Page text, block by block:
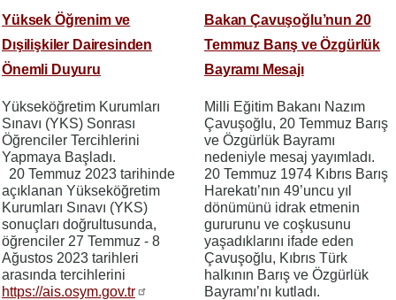
Yüksek Öğrenim ve
Dışilişkiler Dairesinden
Önemli Duyuru
Yükseköğretim Kurumları
Sınavı (YKS) Sonrası
Öğrenciler Tercihlerini
Yapmaya Başladı.
20 Temmuz 2023 tarihinde
açıklanan Yükseköğretim
Kurumları Sınavı (YKS)
sonuçları doğrultusunda,
öğrenciler 27 Temmuz - 8
Ağustos 2023 tarihleri
arasında tercihlerini
https://ais.osym.gov.tr
Bakan Çavuşoğlu’nun 20
Temmuz Barış ve Özgürlük
Bayramı Mesajı
Milli Eğitim Bakanı Nazım
Çavuşoğlu, 20 Temmuz Barış
ve Özgürlük Bayramı
nedeniyle mesaj yayımladı.
20 Temmuz 1974 Kıbrıs Barış
Harekatı’nın 49’uncu yıl
dönümünü idrak etmenin
gururunu ve coşkusunu
yaşadıklarını ifade eden
Çavuşoğlu, Kıbrıs Türk
halkının Barış ve Özgürlük
Bayramı’nı kutladı.